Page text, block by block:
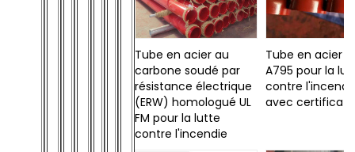
Tube en acier au
carbone soudé par
résistance électrique
(ERW) homologué UL
FM pour la lutte
contre l'incendie
Tube en acier
A795 pour la
contre
avec